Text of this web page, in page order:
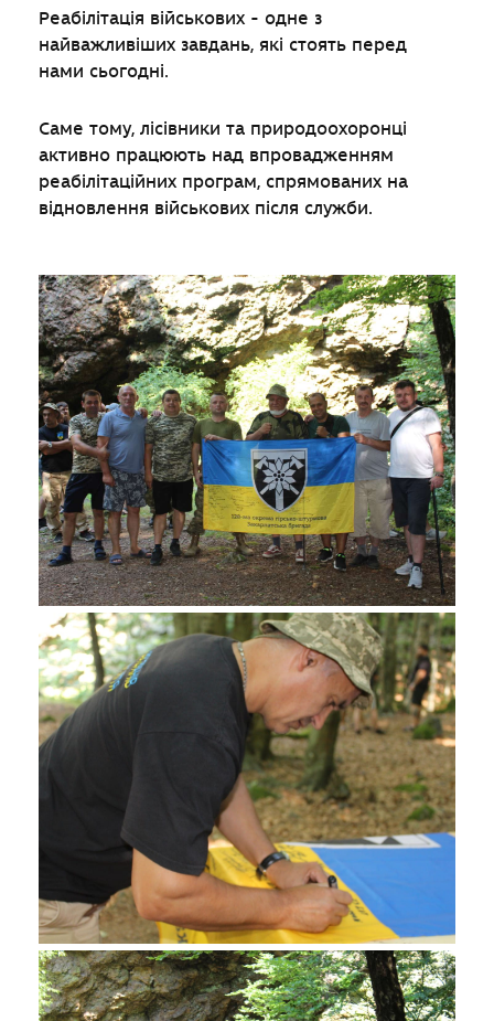
Реабілітація військових - одне з
найважливіших завдань, які стоять перед
нами сьогодні.
Саме тому, лісівники та природоохоронці
активно працюють над впровадженням
реабілітаційних програм, спрямованих на
відновлення військових після служби.